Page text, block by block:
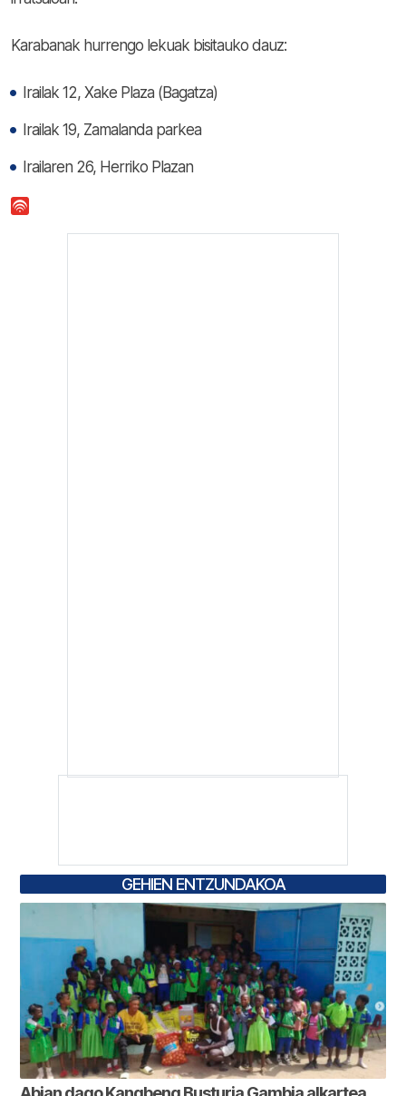
Karabanak hurrengo lekuak bisitauko dauz:
Irailak 12, Xake Plaza (Bagatza)
Irailak 19, Zamalanda parkea
Irailaren 26, Herriko Plazan
GEHIEN ENTZUNDAKOA